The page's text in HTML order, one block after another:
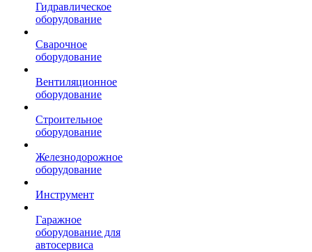
Гидравлическое
оборудование
Сварочное
оборудование
Вентиляционное
оборудование
Строительное
оборудование
Железнодорожное
оборудование
Инструмент
Гаражное
оборудование для
автосервиса